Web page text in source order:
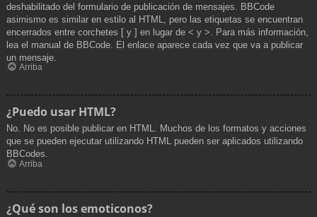
deshabilitado del formulario de publicación de mensajes. BBCode
asimismo es similar en estilo al HTML, pero las etiquetas se encuentran
encerrados entre corchetes [ y ] en lugar de < y >. Para más información,
lea el manual de BBCode. El enlace aparece cada vez que va a publicar
un mensaje.
Arriba
¿Puedo usar HTML?
No. No es posible publicar en HTML. Muchos de los formatos y acciones
que se pueden ejecutar utilizando HTML pueden ser aplicados utilizando
BBCodes.
Arriba
¿Qué son los emoticonos?